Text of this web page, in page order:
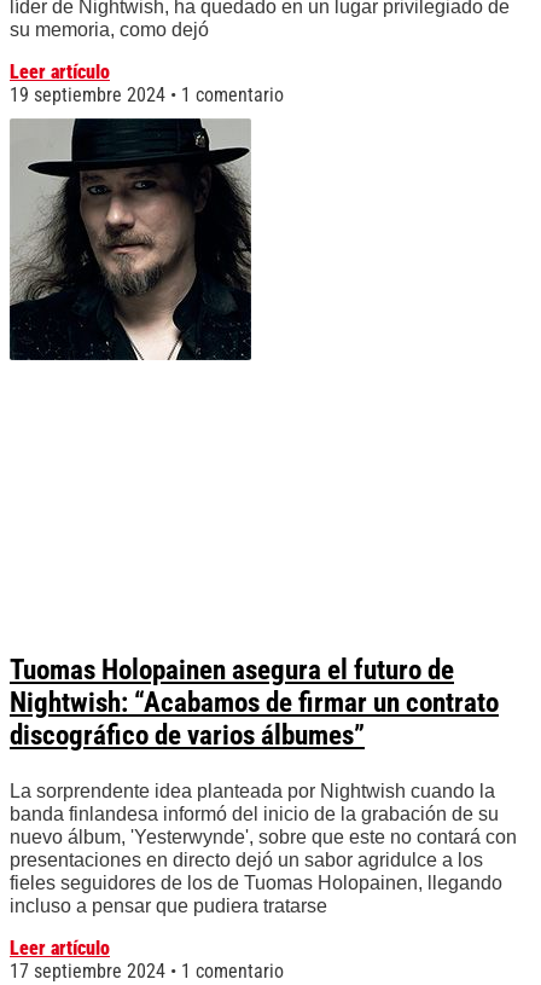
líder de Nightwish, ha quedado en un lugar privilegiado de
su memoria, como dejó
Leer artículo
19 septiembre 2024
1 comentario
Tuomas Holopainen asegura el futuro de
Nightwish: “Acabamos de firmar un contrato
discográfico de varios álbumes”
La sorprendente idea planteada por Nightwish cuando la
banda finlandesa informó del inicio de la grabación de su
nuevo álbum, 'Yesterwynde', sobre que este no contará con
presentaciones en directo dejó un sabor agridulce a los
fieles seguidores de los de Tuomas Holopainen, llegando
incluso a pensar que pudiera tratarse
Leer artículo
17 septiembre 2024
1 comentario